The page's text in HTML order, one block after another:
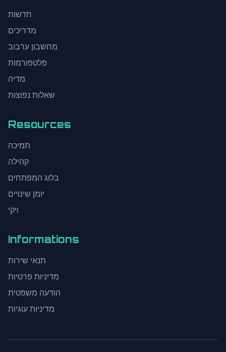
חדשות
מדריכים
מחשבון ערבוב
פלטפורמות
מדיה
שאלות נפוצות
Resources
תמיכה
קהילה
בלוג המפתחים
יומן שינויים
ויקי
Informations
תנאי שירות
מדיניות פרטיות
הודעה משפטית
מדיניות עוגיות